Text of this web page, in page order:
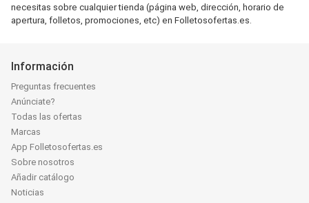
necesitas sobre cualquier tienda (página web, dirección, horario de
apertura, folletos, promociones, etc) en Folletosofertas.es.
Información
Preguntas frecuentes
Anúnciate?
Todas las ofertas
Marcas
App Folletosofertas.es
Sobre nosotros
Añadir catálogo
Noticias